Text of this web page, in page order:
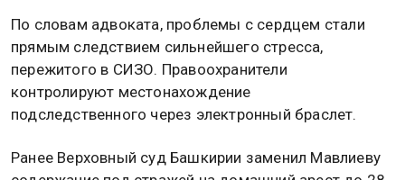
По словам адвоката, проблемы с сердцем стали
прямым следствием сильнейшего стресса,
пережитого в СИЗО. Правоохранители
контролируют местонахождение
подследственного через электронный браслет.
Ранее Верховный суд Башкирии заменил Мавлиеву